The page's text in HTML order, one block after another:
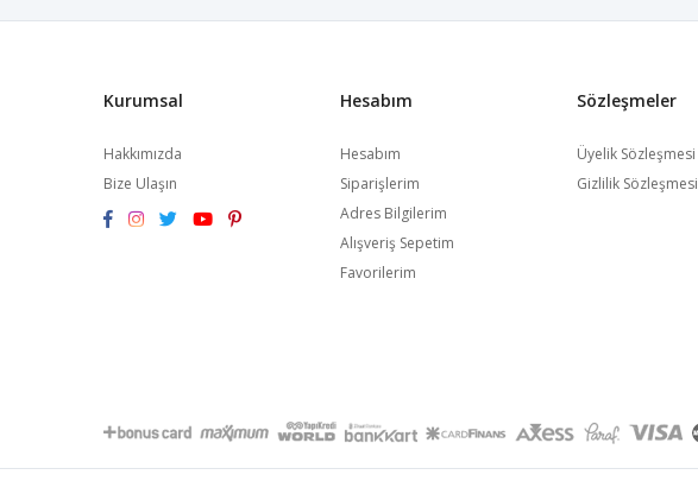
Kurumsal
Hakkımızda
Bize Ulaşın
Hesabım
Hesabım
Siparişlerim
Adres Bilgilerim
Alışveriş Sepetim
Favorilerim
Sözleşmeler
Üyelik Sözleşmesi
Gizlilik Sözleşmesi